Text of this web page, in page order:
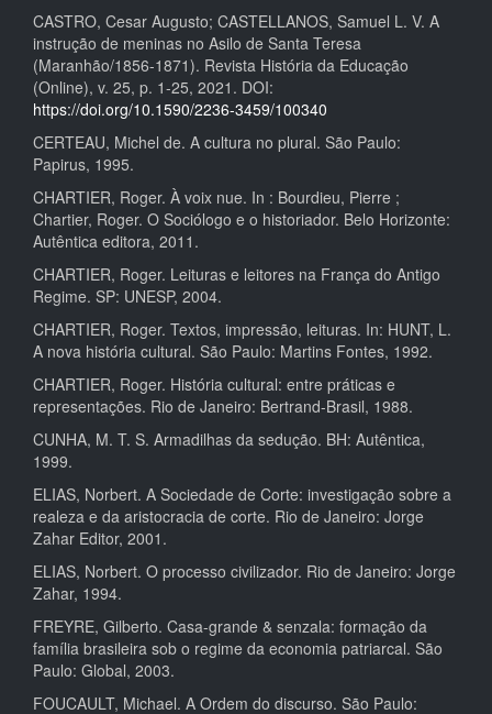
CASTRO, Cesar Augusto; CASTELLANOS, Samuel L. V. A
instrução de meninas no Asilo de Santa Teresa
(Maranhão/1856-1871). Revista História da Educação
(Online), v. 25, p. 1-25, 2021. DOI:
https://doi.org/10.1590/2236-3459/100340
CERTEAU, Michel de. A cultura no plural. São Paulo:
Papirus, 1995.
CHARTIER, Roger. À voix nue. In : Bourdieu, Pierre ;
Chartier, Roger. O Sociólogo e o historiador. Belo Horizonte:
Autêntica editora, 2011.
CHARTIER, Roger. Leituras e leitores na França do Antigo
Regime. SP: UNESP, 2004.
CHARTIER, Roger. Textos, impressão, leituras. In: HUNT, L.
A nova história cultural. São Paulo: Martins Fontes, 1992.
CHARTIER, Roger. História cultural: entre práticas e
representações. Rio de Janeiro: Bertrand-Brasil, 1988.
CUNHA, M. T. S. Armadilhas da sedução. BH: Autêntica,
1999.
ELIAS, Norbert. A Sociedade de Corte: investigação sobre a
realeza e da aristocracia de corte. Rio de Janeiro: Jorge
Zahar Editor, 2001.
ELIAS, Norbert. O processo civilizador. Rio de Janeiro: Jorge
Zahar, 1994.
FREYRE, Gilberto. Casa-grande & senzala: formação da
família brasileira sob o regime da economia patriarcal. São
Paulo: Global, 2003.
FOUCAULT, Michael. A Ordem do discurso. São Paulo: